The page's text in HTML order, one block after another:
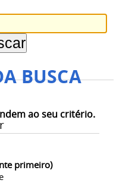
BUSCA
ao seu critério.
primeiro)